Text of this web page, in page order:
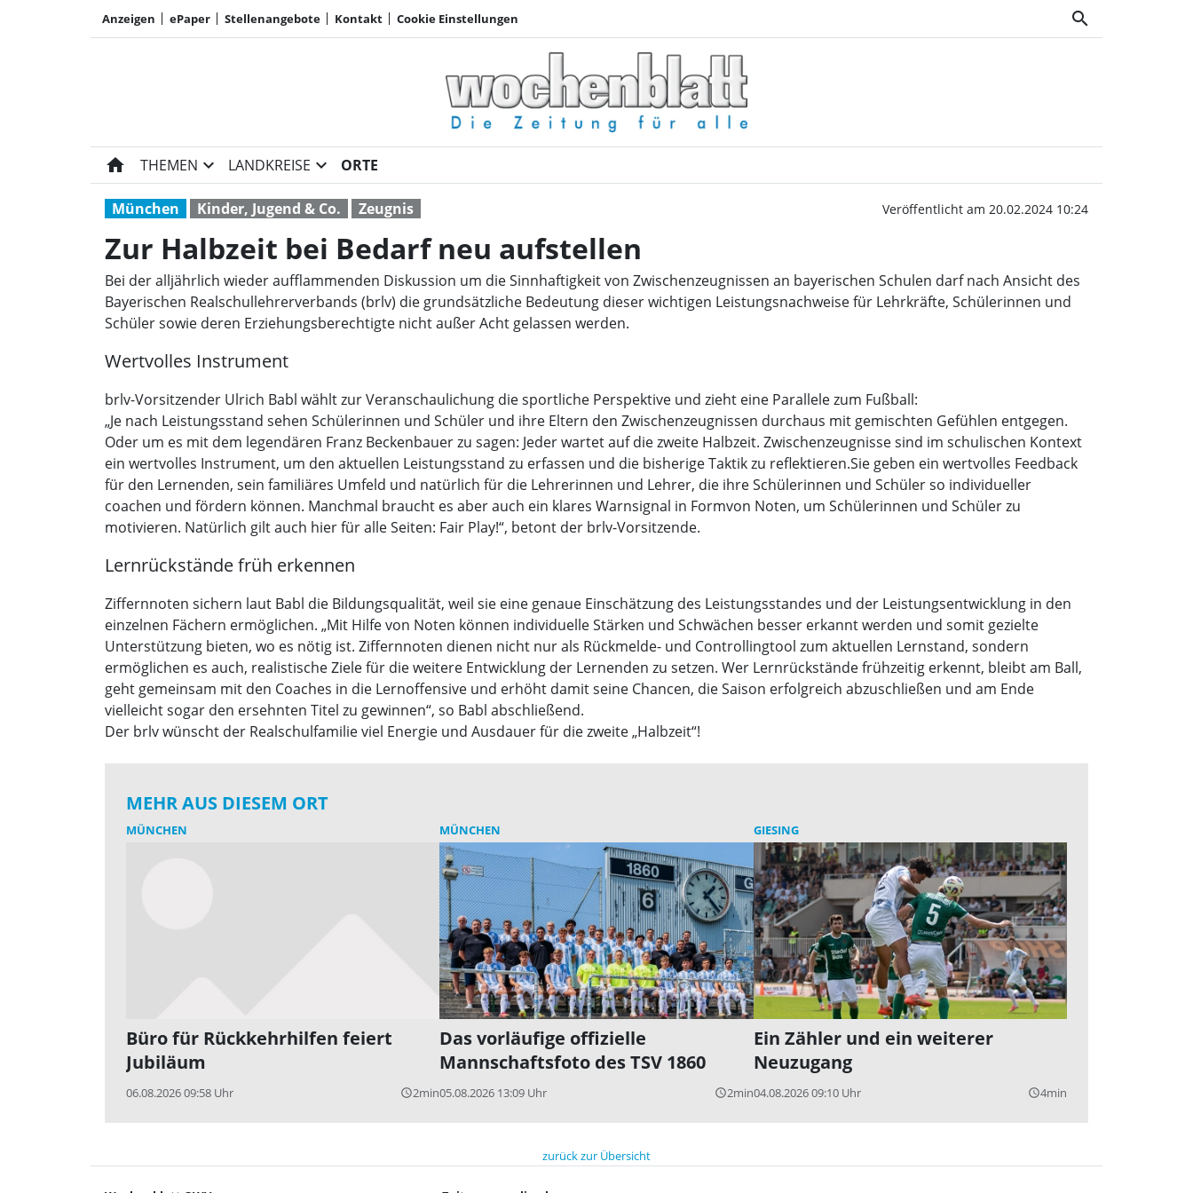
Anzeigen ePaper Stellenangebote Kontakt Cookie Einstellungen search
Zur Halbzeit bei Bedarf neu aufstellen |
home THEMEN expand_more LANDKREISE expand_more ORTE
München Kinder, Jugend & Co. Zeugnis Veröffentlicht am 20.02.2024 10:24
Zur Halbzeit bei Bedarf neu aufstellen
Bei der alljährlich wieder aufflammenden Diskussion um die Sinnhaftigkeit von Zwischenzeugnissen an bayerischen Schulen darf nach Ansicht des
Bayerischen Realschullehrerverbands (brlv) die grundsätzliche Bedeutung dieser wichtigen Leistungsnachweise für Lehrkräfte, Schülerinnen und
Schüler sowie deren Erziehungsberechtigte nicht außer Acht gelassen werden.
Wertvolles Instrument
brlv-Vorsitzender Ulrich Babl wählt zur Veranschaulichung die sportliche Perspektive und zieht eine Parallele zum Fußball:
„Je nach Leistungsstand sehen Schülerinnen und Schüler und ihre Eltern den Zwischenzeugnissen durchaus mit gemischten Gefühlen entgegen.
Oder um es mit dem legendären Franz Beckenbauer zu sagen: Jeder wartet auf die zweite Halbzeit. Zwischenzeugnisse sind im schulischen Kontext
ein wertvolles Instrument, um den aktuellen Leistungsstand zu erfassen und die bisherige Taktik zu reflektieren.Sie geben ein wertvolles Feedback
für den Lernenden, sein familiäres Umfeld und natürlich für die Lehrerinnen und Lehrer, die ihre Schülerinnen und Schüler so individueller
coachen und fördern können. Manchmal braucht es aber auch ein klares Warnsignal in Formvon Noten, um Schülerinnen und Schüler zu
motivieren. Natürlich gilt auch hier für alle Seiten: Fair Play!“, betont der brlv-Vorsitzende.
Lernrückstände früh erkennen
Ziffernnoten sichern laut Babl die Bildungsqualität, weil sie eine genaue Einschätzung des Leistungsstandes und der Leistungsentwicklung in den
einzelnen Fächern ermöglichen. „Mit Hilfe von Noten können individuelle Stärken und Schwächen besser erkannt werden und somit gezielte
Unterstützung bieten, wo es nötig ist. Ziffernnoten dienen nicht nur als Rückmelde- und Controllingtool zum aktuellen Lernstand, sondern
ermöglichen es auch, realistische Ziele für die weitere Entwicklung der Lernenden zu setzen. Wer Lernrückstände frühzeitig erkennt, bleibt am Ball,
geht gemeinsam mit den Coaches in die Lernoffensive und erhöht damit seine Chancen, die Saison erfolgreich abzuschließen und am Ende
vielleicht sogar den ersehnten Titel zu gewinnen“, so Babl abschließend.
Der brlv wünscht der Realschulfamilie viel Energie und Ausdauer für die zweite „Halbzeit“!
MEHR AUS DIESEM ORT
MÜNCHEN
Büro für Rückkehrhilfen feiert
Jubiläum
06.08.2026 09:58 Uhr query_builder2min
MÜNCHEN
Das vorläufige offizielle
Mannschaftsfoto des TSV 1860
05.08.2026 13:09 Uhr query_builder2min
GIESING
Ein Zähler und ein weiterer
Neuzugang
04.08.2026 09:10 Uhr query_builder4min
zurück zur Übersicht